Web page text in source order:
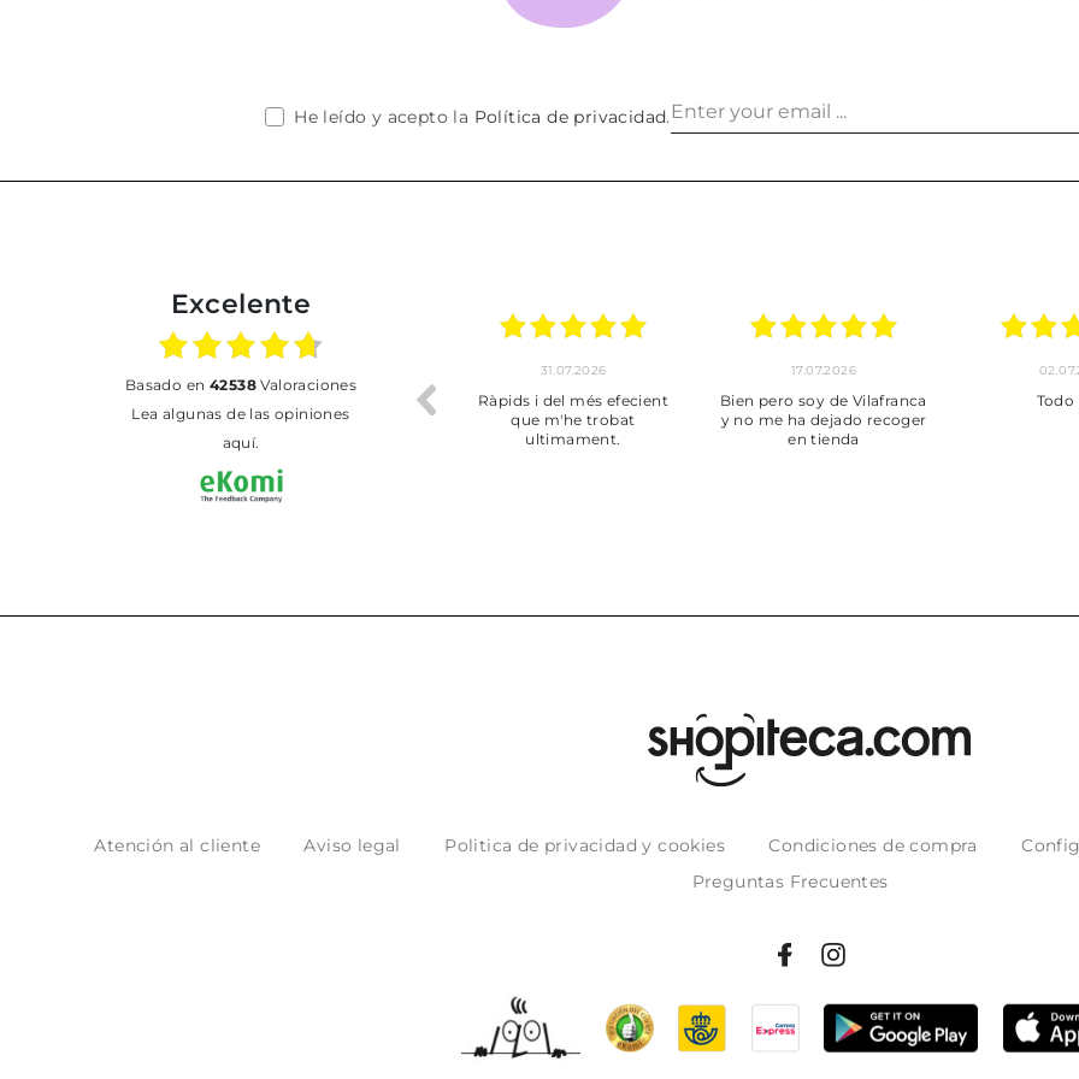
He leído y acepto la Política de privacidad.
Excelente
basado en 42538Valoraciones
Lea algunas de las opiniones
aquí.
30.06.2026
Tot perfecte
24.06.2026
***
Atención al cliente Aviso legal Politica de privacidad y cookies Condiciones de compra
Preguntas Frecuentes